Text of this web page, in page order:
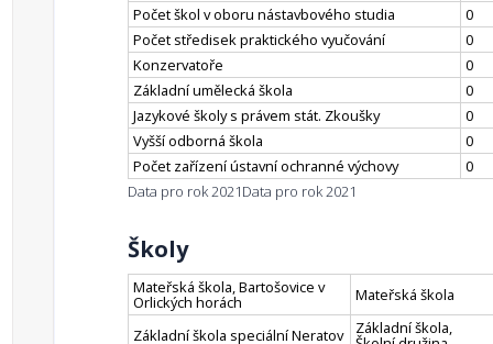
Počet škol v oboru nástavbového studia
0
Počet středisek praktického vyučování
0
Konzervatoře
0
Základní umělecká škola
0
Jazykové školy s právem stát. Zkoušky
0
Vyšší odborná škola
0
Počet zařízení ústavní ochranné výchovy
0
Data pro rok 2021Data pro rok 2021
Školy
Mateřská škola, Bartošovice v
Orlických horách Mateřská škola
Základní škola speciální Neratov Základní škola,